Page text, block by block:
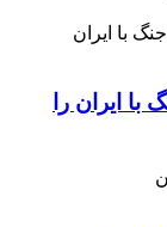
ایران را